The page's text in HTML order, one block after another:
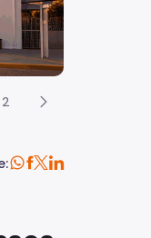
2